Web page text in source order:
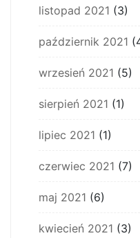
listopad 2021 (3)
październik 2021
wrzesień 2021 (5)
sierpień 2021 (1)
lipiec 2021 (1)
czerwiec 2021 (7)
maj 2021 (6)
kwiecień 2021 (3)